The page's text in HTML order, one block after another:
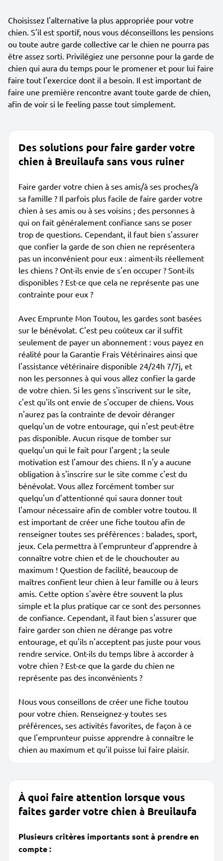
Choisissez l'alternative la plus appropriée pour votre
chien. S'il est sportif, nous vous déconseillons les pensions
ou toute autre garde collective car le chien ne pourra pas
être assez sorti. Privilégiez une personne pour la garde de
chien qui aura du temps pour le promener et pour lui faire
faire tout l'exercice dont il a besoin. Il est important de
faire une première rencontre avant toute garde de chien,
afin de voir si le feeling passe tout simplement.
Des solutions pour faire garder votre
chien à Breuilaufa sans vous ruiner
Faire garder votre chien à ses amis/à ses proches/à
sa famille ? Il parfois plus facile de faire garder votre
chien à ses amis ou à ses voisins ; des personnes à
qui on fait généralement confiance sans se poser
trop de questions. Cependant, il faut bien s'assurer
que confier la garde de son chien ne représentera
pas un inconvénient pour eux : aiment-ils réellement
les chiens ? Ont-ils envie de s'en occuper ? Sont-ils
disponibles ? Est-ce que cela ne représente pas une
contrainte pour eux ?
Avec Emprunte Mon Toutou, les gardes sont basées
sur le bénévolat. C'est peu coûteux car il suffit
seulement de payer un abonnement : vous payez en
réalité pour la Garantie Frais Vétérinaires ainsi que
l'assistance vétérinaire disponible 24/24h 7/7j, et
non les personnes à qui vous allez confier la garde
de votre chien. Si les gens s'inscrivent sur le site,
c'est qu'ils ont envie de s'occuper de chiens. Vous
n'aurez pas la contrainte de devoir déranger
quelqu'un de votre entourage, qui n'est peut-être
pas disponible. Aucun risque de tomber sur
quelqu'un qui le fait pour l'argent ; la seule
motivation est l'amour des chiens. Il n'y a aucune
obligation à s'inscrire sur le site comme c'est du
bénévolat. Vous allez forcément tomber sur
quelqu'un d'attentionné qui saura donner tout
l'amour nécessaire afin de combler votre toutou. Il
est important de créer une fiche toutou afin de
renseigner toutes ses préférences : balades, sport,
jeux. Cela permettra à l'emprunteur d'apprendre à
connaître votre chien et de le chouchouter au
maximum ! Question de facilité, beaucoup de
maîtres confient leur chien à leur famille ou à leurs
amis. Cette option s'avère être souvent la plus
simple et la plus pratique car ce sont des personnes
de confiance. Cependant, il faut bien s'assurer que
faire garder son chien ne dérange pas votre
entourage, et qu'ils n'acceptent pas juste pour vous
rendre service. Ont-ils du temps libre à accorder à
votre chien ? Est-ce que la garde du chien ne
représente pas des inconvénients ?
Nous vous conseillons de créer une fiche toutou
pour votre chien. Renseignez-y toutes ses
préférences, ses activités favorites, de façon à ce
que l'emprunteur puisse apprendre à connaître le
chien au maximum et qu'il puisse lui faire plaisir.
À quoi faire attention lorsque vous
faites garder votre chien à Breuilaufa
Plusieurs critères importants sont à prendre en
compte :